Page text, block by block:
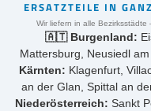
ERSATZTEILE IN
Wir liefern in alle
🇦🇹 Burgenland:
Mattersburg, Neusiedl
Kärnten: Klagenfurt,
an der Glan, Spittal an
Niederösterreich: Sankt